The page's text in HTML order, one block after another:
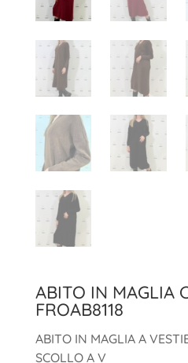
ABITO IN MAGLIA
FROAB8118
ABITO IN MAGLIA A
SCOLLO A V